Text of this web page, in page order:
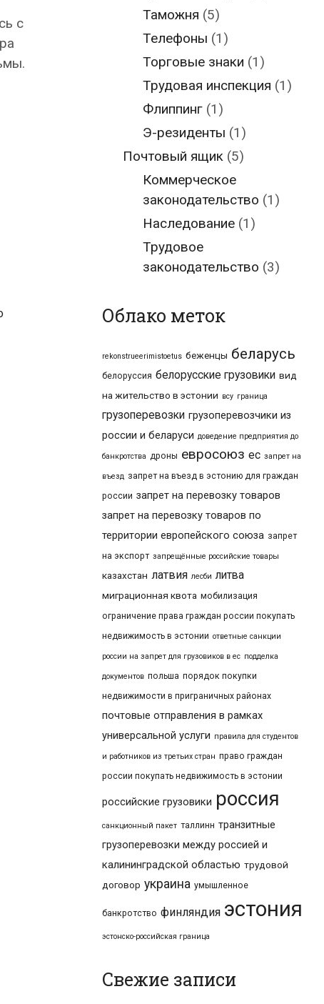
с
Таможня (5)
Телефоны (1)
Торговые знаки (1)
Трудовая инспекция (1)
Флиппинг (1)
Э-резиденты (1)
Почтовый ящик(5)
Коммерческое
законодательство (1)
Наследование (1)
Трудовое
законодательство (3)
Облако меток
rekonstrueerimistoetus беженцы беларусь
белоруссия белорусские грузовики вид
на жительство в эстонии всу граница
грузоперевозки грузоперевозчики из
россии и беларуси доведение предприятия до
банкротства дроны евросоюз ес запрет на
въезд запрет на въезд в эстонию для граждан
россии запрет на перевозку товаров
запрет на перевозку товаров по
территории европейского союза запрет
на экспорт запрещённые российские товары
казахстан латвия лесби литва
миграционная квота мобилизация
ограничение права граждан россии покупать
недвижимость в эстонии ответные санкции
россии на запрет для грузовиков в ес подделка
документов польша порядок покупки
недвижимости в приграничных районах
почтовые отправления в рамках
универсальной услуги правила для студентов
и работников из третьих стран право граждан
россии покупать недвижимость в эстонии
российские грузовики россия
санкционный пакет таллинн транзитные
грузоперевозки между россией и
калининградской областью трудовой
договор украина умышленное
банкротство финляндия эстония
эстонско-российская граница
Свежие записи